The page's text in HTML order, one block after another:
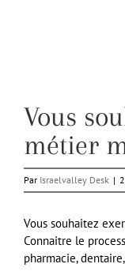
Vous
métier
Par Israelvalley Desk |
Vous souhaitez
Connaitre le
pharmacie,